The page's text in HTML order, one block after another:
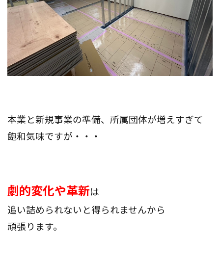
本業と新規事業の準備、所属団体が増えすぎて
飽和気味ですが・・・
劇的変化や革新は
追い詰められないと得られませんから
頑張ります。